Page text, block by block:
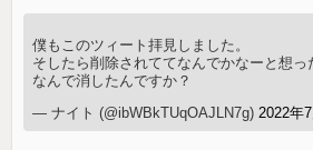
僕もこのツィート拝見しました。
そしたら削除されててなんでかなーと想っ
なんで消したんですか？
— ナイト (@ibWBkTUqOAJLN7g)2022年